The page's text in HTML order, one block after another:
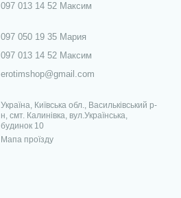
097 013 14 52 Максим
097 050 19 35 Мария
097 013 14 52 Максим
erotimshop@gmail.com
Україна, Київська обл., Васильківський р-
н, смт. Калинівка, вул.Українська,
будинок 10
Мапа проїзду